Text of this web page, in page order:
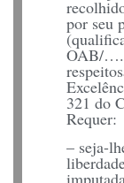
por seu
OAB/….
321 do
Requer:
– seja-